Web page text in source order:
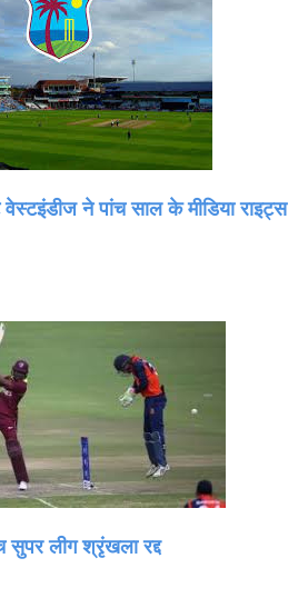
ने पांच साल के मीडिया राइट्स
लीग श्रृंखला रद्द